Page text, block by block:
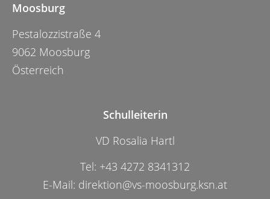
Moosburg
Pestalozzistraße 4
9062 Moosburg
Österreich
Schulleiterin
VD Rosalia Hartl
Tel: +43 4272 8341312
E-Mail: direktion@vs-moosburg.ksn.at